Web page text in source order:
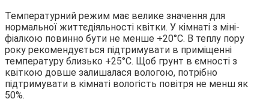
Температурний режим має велике значення для
нормальної життєдіяльності квітки. У кімнаті з міні-
фіалкою повинно бути не менше +20°С. В теплу пору
року рекомендується підтримувати в приміщенні
температуру близько +25°С. Щоб грунт в ємності з
квіткою довше залишалася вологою, потрібно
підтримувати в кімнаті вологість повітря не менш як
50%.